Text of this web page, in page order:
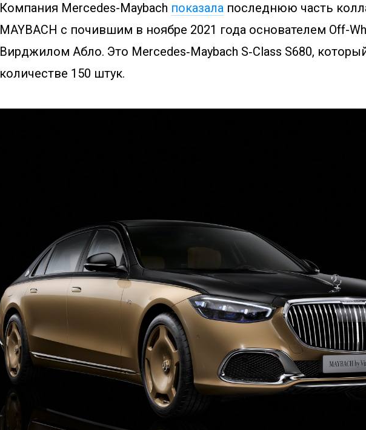
Компания Mercedes-Maybach показала последнюю часть
MAYBACH с почившим в ноябре 2021 года основателем Off-
Вирджилом Абло. Это Mercedes‑Maybach S‑Class S680,
количестве 150 штук.